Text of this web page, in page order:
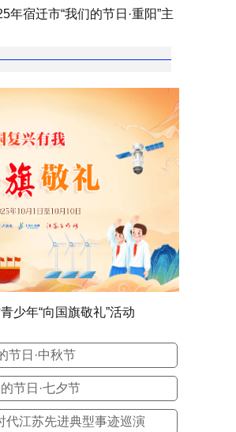
年宿迁市“我们的节日·重阳”主
少年“向国旗敬礼”活动
节日·中秋节
节日·七夕节
代江苏先进典型事迹巡演